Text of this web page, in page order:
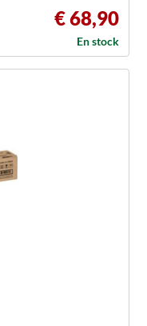
€ 68,90
En stock